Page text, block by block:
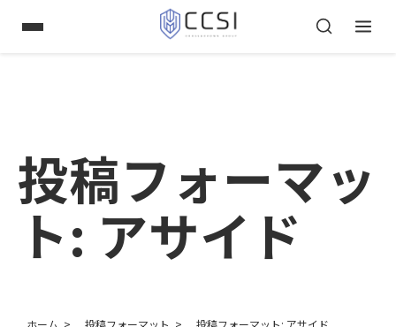
投稿フォーマッ
ト: アサイド